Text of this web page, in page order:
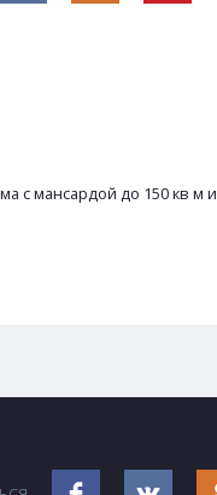
с мансардой до 150 кв м и